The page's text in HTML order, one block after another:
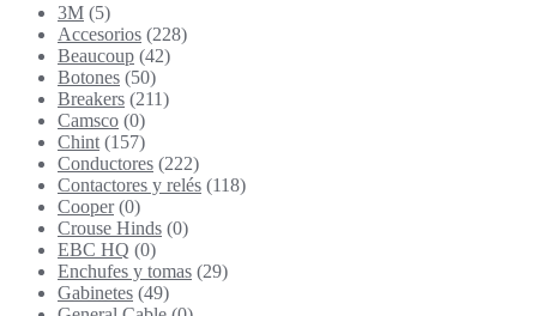
3M (5)
Accesorios (228)
Beaucoup (42)
Botones (50)
Breakers (211)
Camsco (0)
Chint (157)
Conductores (222)
Contactores y relés (118)
Cooper (0)
Crouse Hinds (0)
EBC HQ (0)
Enchufes y tomas (29)
Gabinetes (49)